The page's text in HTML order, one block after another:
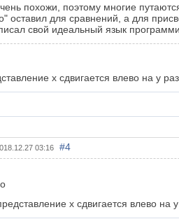
похожи, поэтому многие
оставил для сравнений, а для
свой идеальный язык
x сдвигается влево на y
03:16 #4
x сдвигается влево